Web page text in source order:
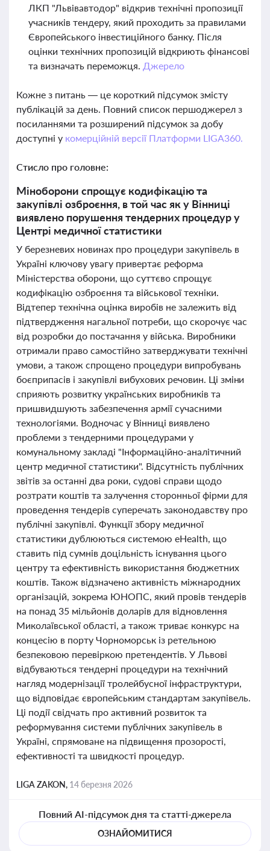
ЛКП "Львівавтодор" відкрив технічні пропозиції
учасників тендеру, який проходить за правилами
Європейського інвестиційного банку. Після
оцінки технічних пропозицій відкриють фінансові
та визначать переможця. Джерело
Кожне з питань — це короткий підсумок змісту
публікацій за день. Повний список першоджерел з
посиланнями та розширений підсумок за добу
доступні у комерційній версії Платформи LIGA360.
Стисло про головне:
Міноборони спрощує кодифікацію та
закупівлі озброєння, в той час як у Вінниці
виявлено порушення тендерних процедур у
Центрі медичної статистики
У березневих новинах про процедури закупівель в
Україні ключову увагу привертає реформа
Міністерства оборони, що суттєво спрощує
кодифікацію озброєння та військової техніки.
Відтепер технічна оцінка виробів не залежить від
підтвердження нагальної потреби, що скорочує час
від розробки до постачання у війська. Виробники
отримали право самостійно затверджувати технічні
умови, а також спрощено процедури випробувань
боєприпасів і закупівлі вибухових речовин. Ці зміни
сприяють розвитку українських виробників та
пришвидшують забезпечення армії сучасними
технологіями. Водночас у Вінниці виявлено
проблеми з тендерними процедурами у
комунальному закладі "Інформаційно-аналітичний
центр медичної статистики". Відсутність публічних
звітів за останні два роки, судові справи щодо
розтрати коштів та залучення сторонньої фірми для
проведення тендерів суперечать законодавству про
публічні закупівлі. Функції збору медичної
статистики дублюються системою eHealth, що
ставить під сумнів доцільність існування цього
центру та ефективність використання бюджетних
коштів. Також відзначено активність міжнародних
організацій, зокрема ЮНОПС, який провів тендерів
на понад 35 мільйонів доларів для відновлення
Миколаївської області, а також триває конкурс на
концесію в порту Чорноморськ із ретельною
безпековою перевіркою претендентів. У Львові
відбуваються тендерні процедури на технічний
нагляд модернізації тролейбусної інфраструктури,
що відповідає європейським стандартам закупівель.
Ці події свідчать про активний розвиток та
реформування системи публічних закупівель в
Україні, спрямоване на підвищення прозорості,
ефективності та швидкості процедур.
LIGA ZAKON, 14 березня 2026
Повний AI-підсумок дня та статті-джерела
ОЗНАЙОМИТИСЯ